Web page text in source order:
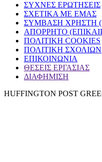
ΣΥΧΝΕΣ ΕΡΩΤΗΣΕΙΣ
ΣΧΕΤΙΚΑ ΜΕ ΕΜΑΣ
ΣΥΜΒΑΣΗ ΧΡΗΣΤΗ
ΑΠΟΡΡΗΤΟ
ΠΟΛΙΤΙΚΗ COOKIES
ΠΟΛΙΤΙΚΗ ΣΧΟΛΙΩΝ
ΕΠΙΚΟΙΝΩΝΙΑ
ΘΕΣΕΙΣ ΕΡΓΑΣΙΑΣ
ΔΙΑΦΗΜΙΣΗ
HUFFINGTON POST